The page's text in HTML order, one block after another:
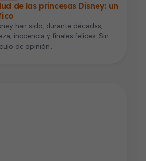
de las princesas Disney: un
han sido, durante décadas,
inocencia y finales felices. Sin
de opinión…